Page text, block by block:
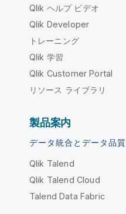
Qlik ヘルプ ビデオ
Qlik Developer
トレーニング
Qlik 学習
Qlik Customer Portal
リソース ライブラリ
製品案内
データ統合とデータ品質
Qlik Talend
Qlik Talend Cloud
Talend Data Fabric